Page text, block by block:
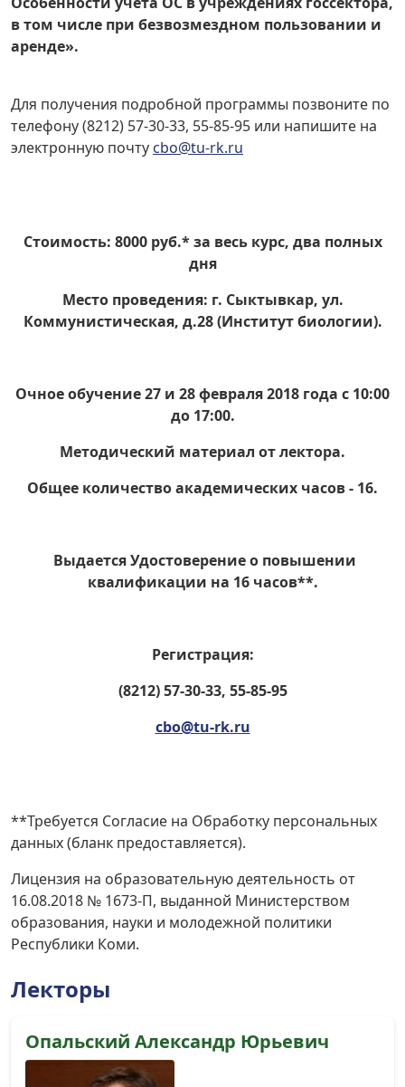
в том числе при безвозмездном пользовании и
аренде».
Для получения подробной программы позвоните по
телефону (8212) 57-30-33, 55-85-95 или напишите на
электронную почту cbo@tu-rk.ru
Стоимость: 8000 руб.* за весь курс, два полных
дня
Место проведения: г. Сыктывкар, ул.
Коммунистическая, д.28 (Институт биологии).
Очное обучение 27 и 28 февраля 2018 года с 10:00
до 17:00.
Методический материал от лектора.
Общее количество академических часов - 16.
Выдается Удостоверение о повышении
квалификации на 16 часов**.
Регистрация:
(8212) 57-30-33, 55-85-95
cbo@tu-rk.ru
**Требуется Согласие на Обработку персональных
данных (бланк предоставляется).
Лицензия на образовательную деятельность от
16.08.2018 № 1673-П, выданной Министерством
образования, науки и молодежной политики
Республики Коми.
Лекторы
Опальский Александр Юрьевич